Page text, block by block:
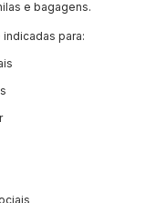
e bagagens.
para: